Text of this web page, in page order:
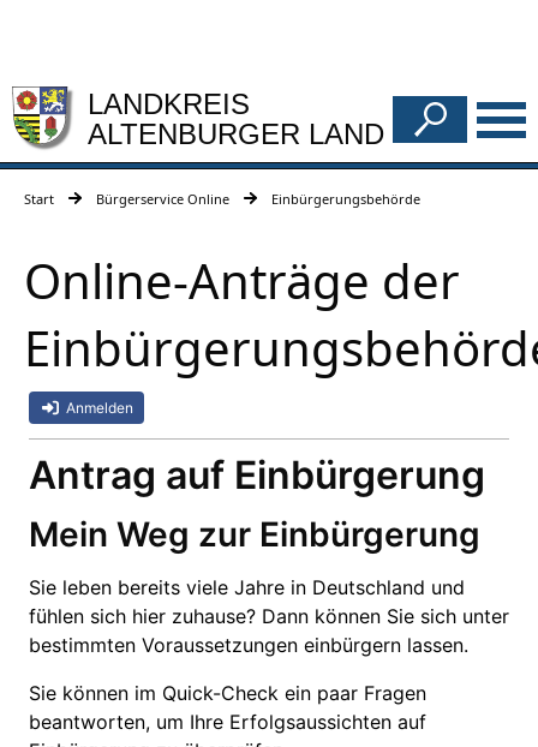
LANDKREIS
ALTENBURGER LAND
Start Bürgerservice Online Einbürgerungsbehörde
Online-Anträge der